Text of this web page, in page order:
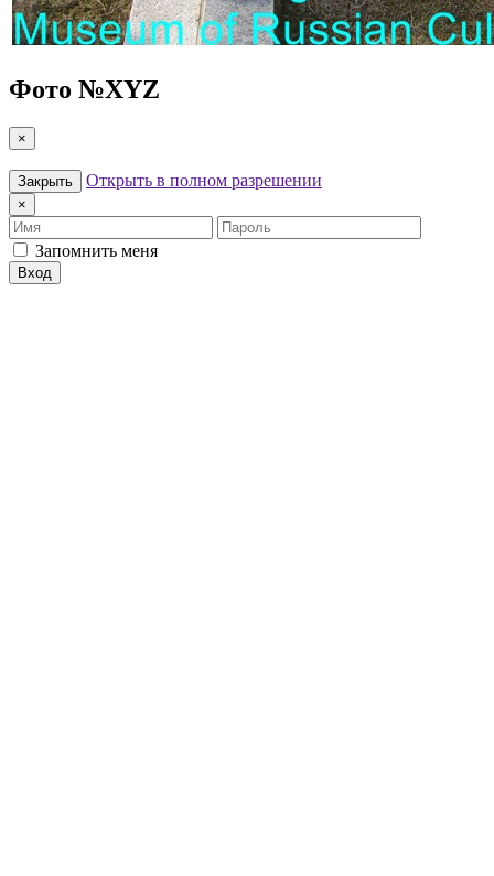
Фото №XYZ
×
Закрыть Открыть в полном разрешении
×
Имя
Пароль
Запомнить меня
Вход